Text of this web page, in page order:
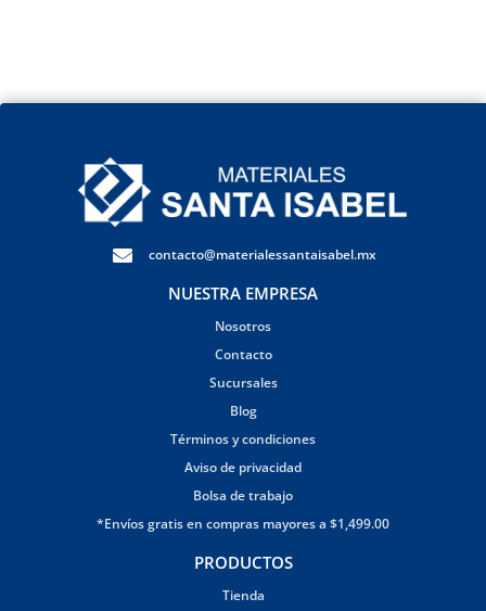
contacto@materialessantaisabel.mx
NUESTRA EMPRESA
Nosotros
Contacto
Sucursales
Blog
Términos y condiciones
Aviso de privacidad
Bolsa de trabajo
*Envíos gratis en compras mayores a $1,499.00
PRODUCTOS
Tienda